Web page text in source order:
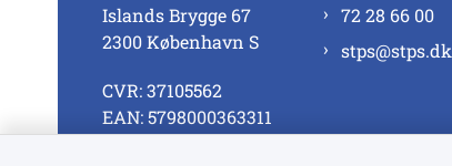
Islands Brygge 67
2300 København S
CVR: 37105562
EAN: 5798000363311
72 28 66 00
stps@stps.dk